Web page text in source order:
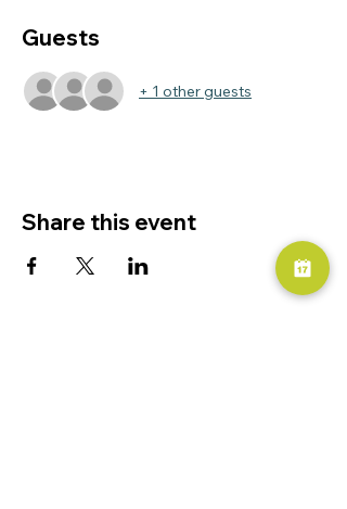
Guests
+ 1 other guests
Share this event